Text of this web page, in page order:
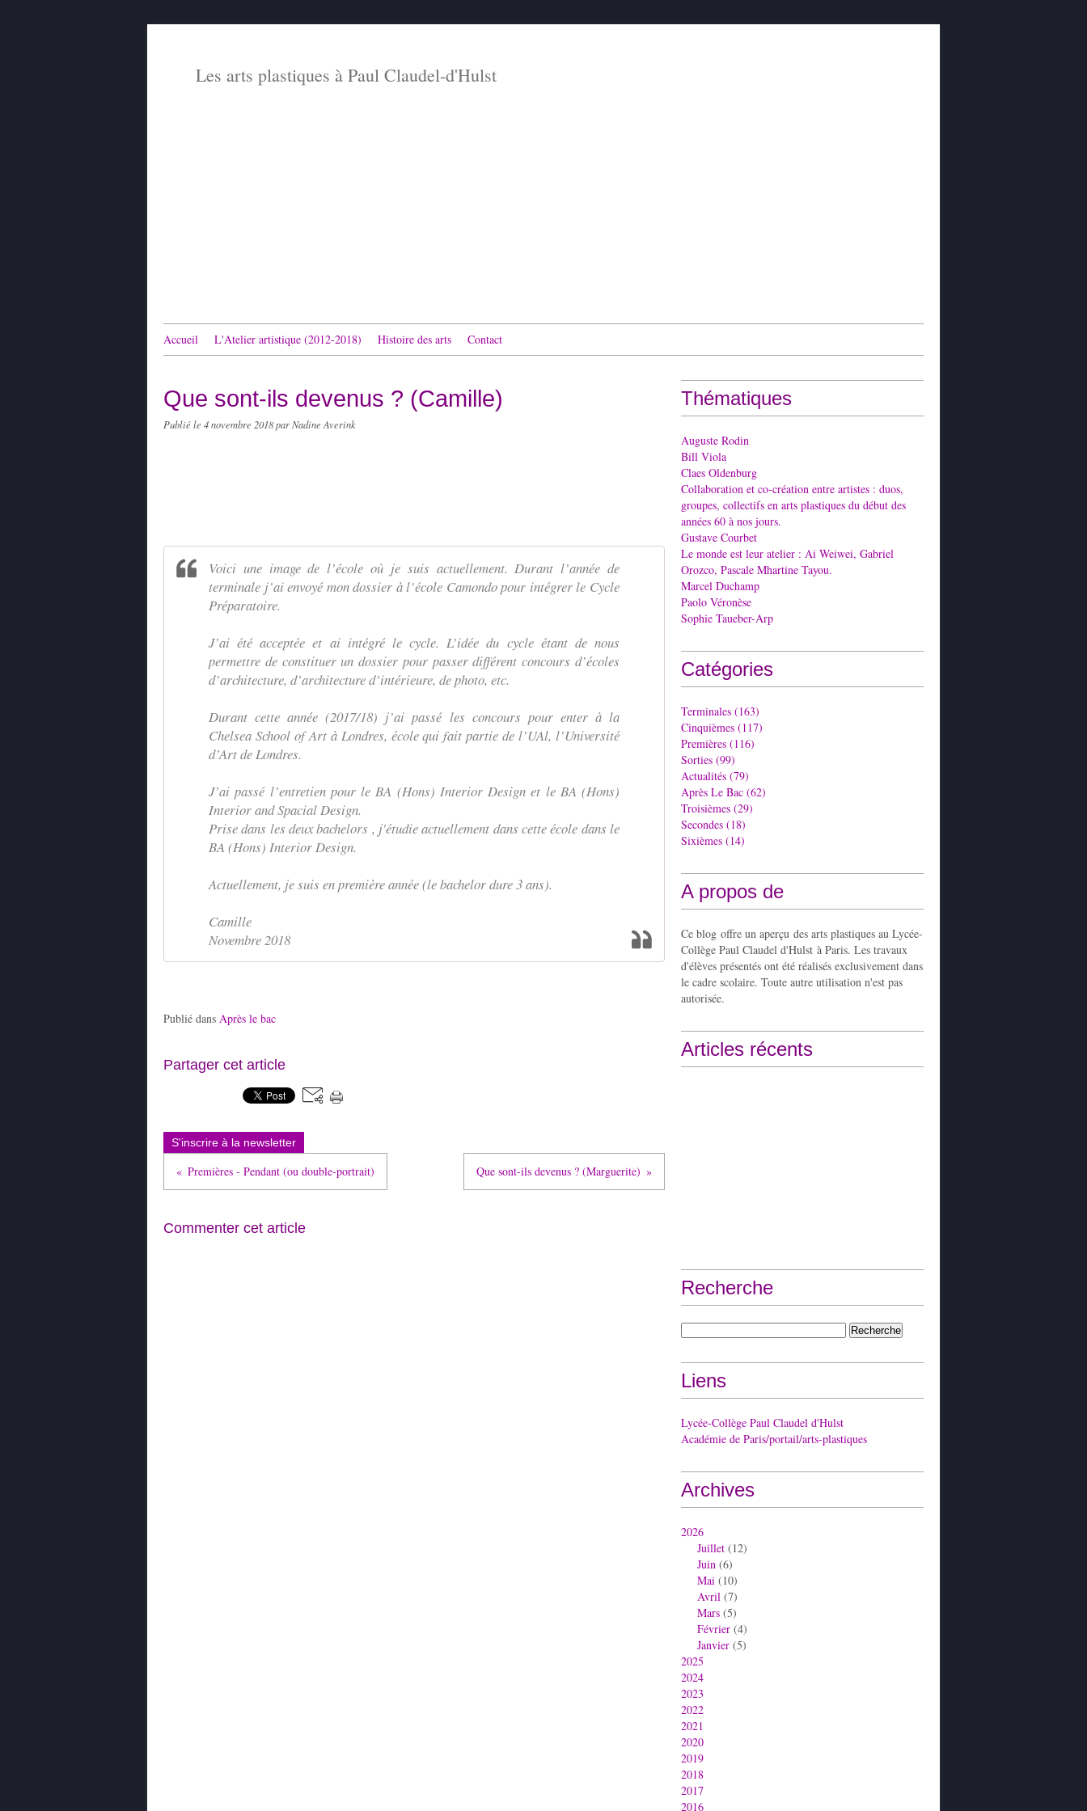
Les arts plastiques à Paul Claudel-d'Hulst
Accueil L'Atelier artistique (2012-2018) Histoire des arts Contact
Que sont-ils devenus ? (Camille)
Publié le 4 novembre 2018par Nadine Averink
Voici une image de l’école où je suis actuellement. Durant l’année de
terminale j’ai envoyé mon dossier à l’école Camondo pour intégrer le Cycle
Préparatoire.
J’ai été acceptée et ai intégré le cycle. L’idée du cycle étant de nous
permettre de constituer un dossier pour passer différent concours d’écoles
d’architecture, d’architecture d’intérieure, de photo, etc.
Durant cette année (2017/18) j’ai passé les concours pour enter à la
Chelsea School of Art à Londres, école qui fait partie de l’UAl, l’Université
d’Art de Londres.
J’ai passé l’entretien pour le BA (Hons) Interior Design et le BA (Hons)
Interior and Spacial Design.
Prise dans les deux bachelors , j'étudie actuellement dans cette école dans le
BA (Hons) Interior Design.
Actuellement, je suis en première année (le bachelor dure 3 ans).
Camille
Novembre 2018
Publié dans Après le bac
Partager cet article
S'inscrire à la newsletter
Premières - Pendant (ou double-portrait) Que sont-ils devenus ? (Marguerite)
Commenter cet article
Thématiques
Auguste Rodin
Bill Viola
Claes Oldenburg
Collaboration et co-création entre artistes : duos,
groupes, collectifs en arts plastiques du début des
années 60 à nos jours.
Gustave Courbet
Le monde est leur atelier : Ai Weiwei, Gabriel
Orozco, Pascale Mhartine Tayou.
Marcel Duchamp
Paolo Véronèse
Sophie Taueber-Arp
Catégories
Terminales (163)
Cinquièmes (117)
Premières (116)
Sorties (99)
Actualités (79)
Après Le Bac (62)
Troisièmes (29)
Secondes (18)
Sixièmes (14)
A propos de
Ce blog offre un aperçu des arts plastiques au Lycée-
Collège Paul Claudel d'Hulst à Paris. Les travaux
d'élèves présentés ont été réalisés exclusivement dans
le cadre scolaire. Toute autre utilisation n'est pas
autorisée.
Articles récents
Recherche
Liens
Lycée-Collège Paul Claudel d'Hulst
Académie de Paris/portail/arts-plastiques
Archives
2026
Juillet (12)
Juin (6)
Mai (10)
Avril (7)
Mars (5)
Février (4)
Janvier (5)
2025
2024
2023
2022
2021
2020
2019
2018
2017
2016